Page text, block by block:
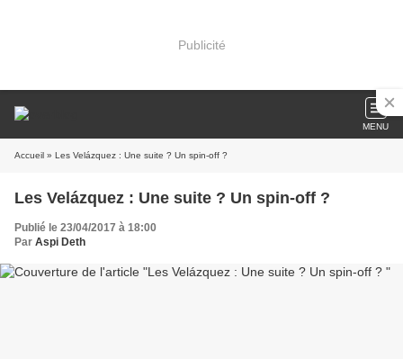
Publicité
MENU
Accueil » Les Velázquez : Une suite ? Un spin-off ?
Les Velázquez : Une suite ? Un spin-off ?
Publié le 23/04/2017 à 18:00
Par Aspi Deth